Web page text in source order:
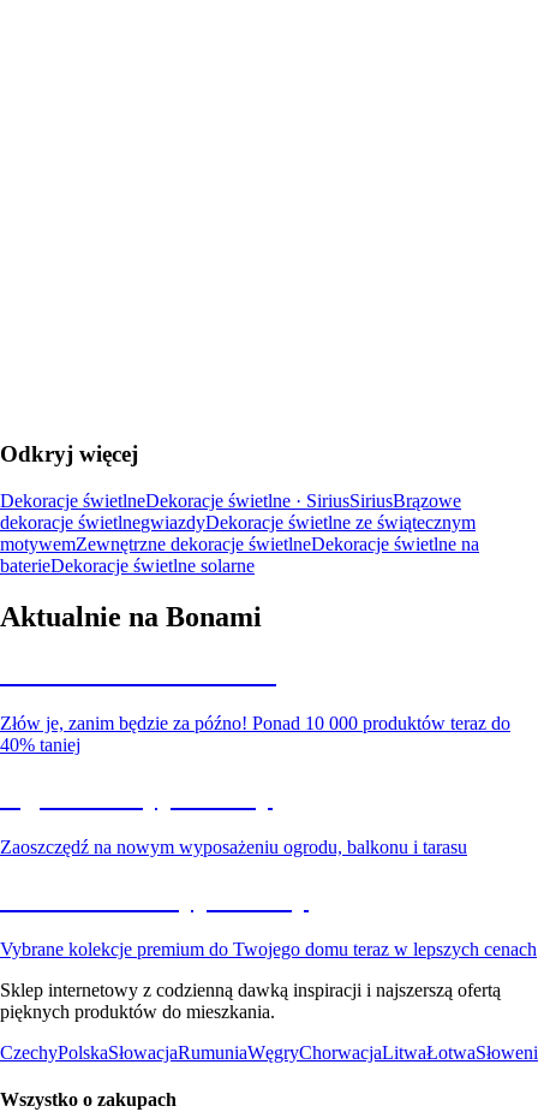
Odkryj więcej
Dekoracje świetlneDekoracje świetlne · SiriusSiriusBrązowe
dekoracje świetlnegwiazdyDekoracje świetlne ze świątecznym
motywemZewnętrzne dekoracje świetlneDekoracje świetlne na
baterieDekoracje świetlne solarne
Aktualnie na Bonami
Złów je, zanim będzie za późno! Ponad 10 000 produktów teraz do
40% taniej
Zaoszczędź na nowym wyposażeniu ogrodu, balkonu i tarasu
Vybrane kolekcje premium do Twojego domu teraz w lepszych cenach
Sklep internetowy z codzienną dawką inspiracji i najszerszą ofertą
pięknych produktów do mieszkania.
CzechyPolskaSłowacjaRumuniaWęgryChorwacjaLitwaŁotwa
Wszystko o zakupach